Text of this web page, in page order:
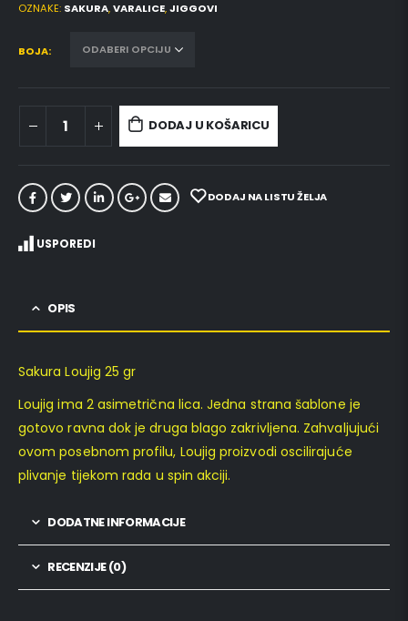
OZNAKE: SAKURA,VARALICE,JIGGOVI
BOJA
DODAJ U KOŠARICU
DODAJ NA LISTU ŽELJA
USPOREDI
OPIS
Sakura Loujig 25 gr
Loujig ima 2 asimetrična lica. Jedna strana šablone je
gotovo ravna dok je druga blago zakrivljena. Zahvaljujući
ovom posebnom profilu, Loujig proizvodi oscilirajuće
plivanje tijekom rada u spin akciji.
DODATNE INFORMACIJE
RECENZIJE (0)